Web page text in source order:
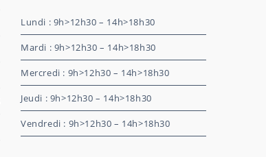
Lundi : 9h>12h30 – 14h>18h30
Mardi : 9h>12h30 – 14h>18h30
Mercredi : 9h>12h30 – 14h>18h30
Jeudi : 9h>12h30 – 14h>18h30
Vendredi : 9h>12h30 – 14h>18h30